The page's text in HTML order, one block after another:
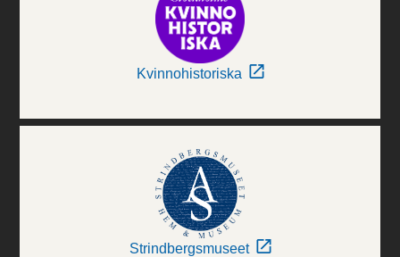
Kvinnohistoriska
Strindbergsmuseet